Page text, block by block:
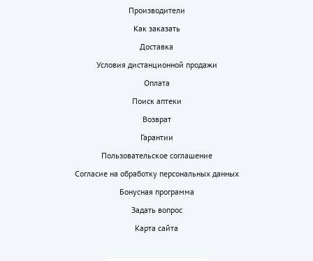
Производители
Как заказать
Доставка
Условия дистанционной продажи
Оплата
Поиск аптеки
Возврат
Гарантии
Пользовательское соглашение
Согласие на обработку персональных данных
Бонусная программа
Задать вопрос
Карта сайта